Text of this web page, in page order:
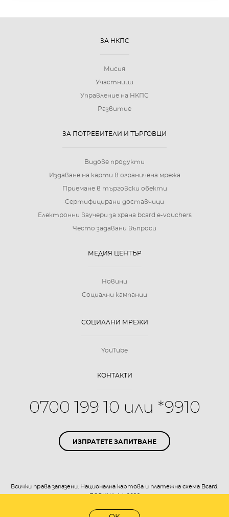
ЗА НКПС
Мисия
Участници
Управление на НКПС
Развитие
ЗА ПОТРЕБИТЕЛИ И ТЪРГОВЦИ
Видове продукти
Издаване на карти в ограничена мрежа
Приемане в търговски обекти
Сертифицирани доставчици
Електронни ваучери за храна bcard e-vouchers
Често задавани въпроси
МЕДИЯ ЦЕНТЪР
Новини
Социални кампании
СОЦИАЛНИ МРЕЖИ
YouTube
КОНТАКТИ
0700 199 10 или *9910
ИЗПРАТЕТЕ ЗАПИТВАНЕ
Всички права запазени. Национална картова и платежна схема Bcard.
БОРИКА АД 2026
Уеб дизайн:eDesign